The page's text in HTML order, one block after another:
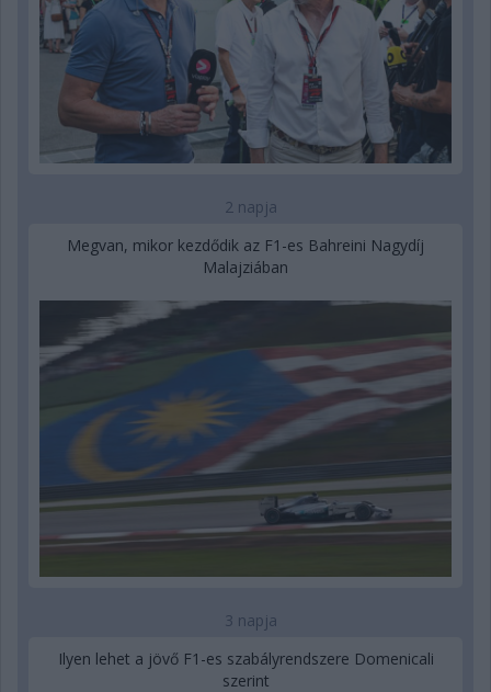
2 napja
Megvan, mikor kezdődik az F1-es Bahreini Nagydíj
Malajziában
3 napja
Ilyen lehet a jövő F1-es szabályrendszere Domenicali
szerint